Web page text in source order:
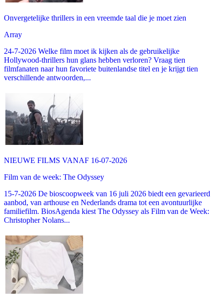
Onvergetelijke thrillers in een vreemde taal die je moet zien
Array
24-7-2026 Welke film moet ik kijken als de gebruikelijke
Hollywood-thrillers hun glans hebben verloren? Vraag tien
filmfanaten naar hun favoriete buitenlandse titel en je krijgt tien
verschillende antwoorden,...
NIEUWE FILMS VANAF 16-07-2026
Film van de week: The Odyssey
15-7-2026 De bioscoopweek van 16 juli 2026 biedt een gevarieerd
aanbod, van arthouse en Nederlands drama tot een avontuurlijke
familiefilm. BiosAgenda kiest The Odyssey als Film van de Week:
Christopher Nolans...